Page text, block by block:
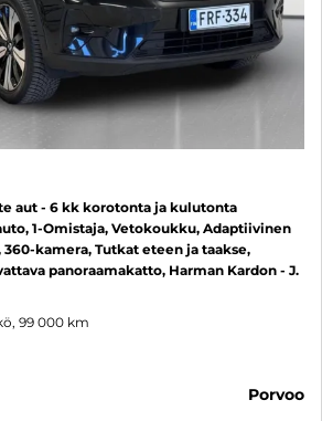
aut - 6 kk korotonta ja kulutonta
1-Omistaja, Vetokoukku, Adaptiivinen
kamera, Tutkat eteen ja taakse,
panoraamakatto, Harman Kardon - J.
99 000 km
porvoo